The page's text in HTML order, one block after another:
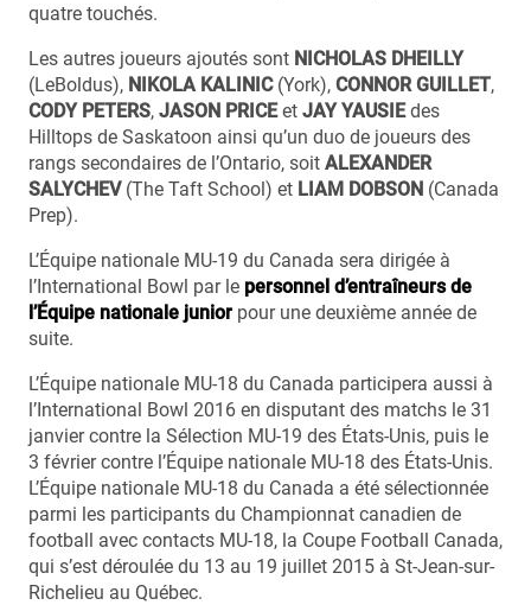
quatre touchés.
Les autres joueurs ajoutés sont NICHOLAS DHEILLY
(LeBoldus), NIKOLA KALINIC(York), CONNOR GUILLET,
CODY PETERS, JASON PRICEet JAY YAUSIEdes
Hilltops de Saskatoon ainsi qu’un duo de joueurs des
rangs secondaires de l’Ontario, soit ALEXANDER
SALYCHEV(The Taft School) et LIAM DOBSON (Canada
Prep).
L’Équipe nationale MU-19 du Canada sera dirigée à
l’International Bowl par le personnel d’entraîneurs de
l’Équipe nationale junior pour une deuxième année de
suite.
L’Équipe nationale MU-18 du Canada participera aussi à
l’International Bowl 2016 en disputant des matchs le 31
janvier contre la Sélection MU-19 des États-Unis, puis le
3 février contre l’Équipe nationale MU-18 des États-Unis.
L’Équipe nationale MU-18 du Canada a été sélectionnée
parmi les participants du Championnat canadien de
football avec contacts MU-18, la Coupe Football Canada,
qui s’est déroulée du 13 au 19 juillet 2015 à St-Jean-sur-
Richelieu au Québec.